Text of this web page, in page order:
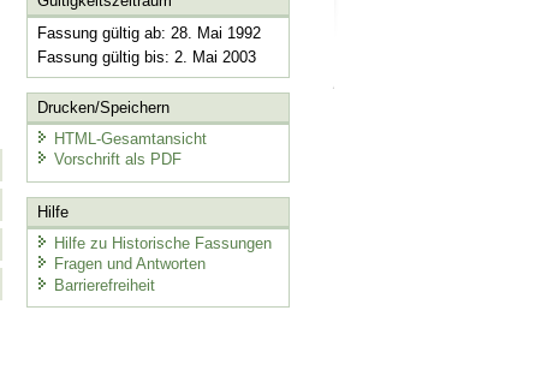
Fassung gültig ab: 28. Mai 1992
Fassung gültig bis: 2. Mai 2003
Drucken/Speichern
HTML-Gesamtansicht
Vorschrift als PDF
Hilfe
Hilfe zu Historische Fassungen
Fragen und Antworten
Barrierefreiheit